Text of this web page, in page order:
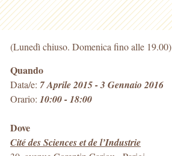
(Lunedì chiuso. Domenica fino alle 19.00)
Quando
Data/e: 7 Aprile 2015 - 3 Gennaio 2016
Orario: 10:00 - 18:00
Dove
Cité des Sciences et de l’Industrie